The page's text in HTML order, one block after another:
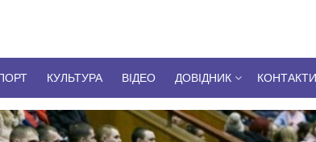
КУЛЬТУРА ВІДЕО ДОВІДНИК КОНТАКТИ